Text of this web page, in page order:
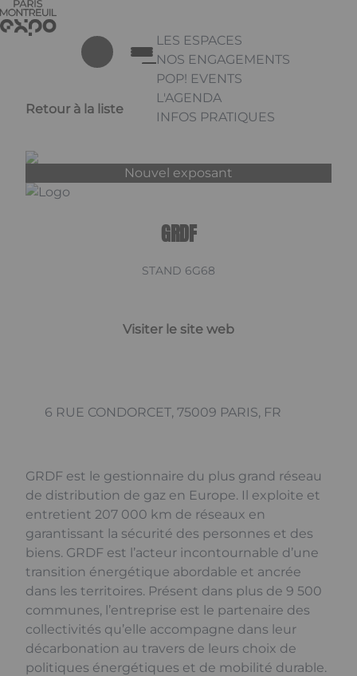
Aller au contenu principal
LES ESPACES
NOS ENGAGEMENTS
POP! EVENTS
L'AGENDA
INFOS PRATIQUES
Linkedin
Retour à la liste
Nouvel exposant
GRDF
STAND 6G68
Visiter le site web
6 RUE CONDORCET, 75009 PARIS, FR
GRDF est le gestionnaire du plus grand réseau
de distribution de gaz en Europe. Il exploite et
entretient 207 000 km de réseaux en
garantissant la sécurité des personnes et des
biens. GRDF est l’acteur incontournable d’une
transition énergétique abordable et ancrée
dans les territoires. Présent dans plus de 9 500
communes, l’entreprise est le partenaire des
collectivités qu’elle accompagne dans leur
décarbonation au travers de leurs choix de
politiques énergétiques et de mobilité durable.
Panneau de gestion des cookies